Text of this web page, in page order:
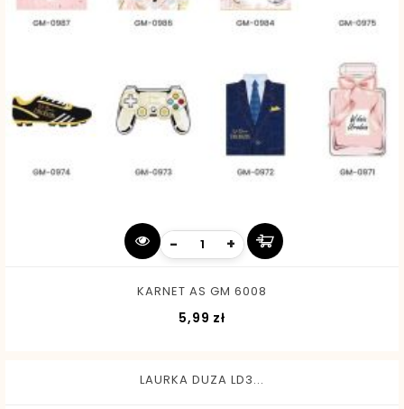
- +
KARNET AS GM 6008
5,99 zł
LAURKA DUZA LD3...